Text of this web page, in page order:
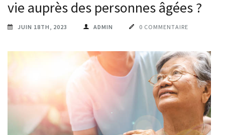
vie auprès des personnes âgées ?
JUIN 18TH, 2023 ADMIN 0 COMMENTAIRE